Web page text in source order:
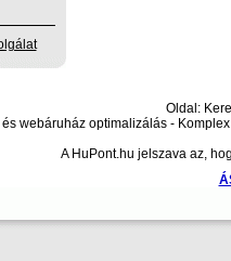
Oldal:
webáruház optimalizálás -
A HuPont.hu jelszava az,